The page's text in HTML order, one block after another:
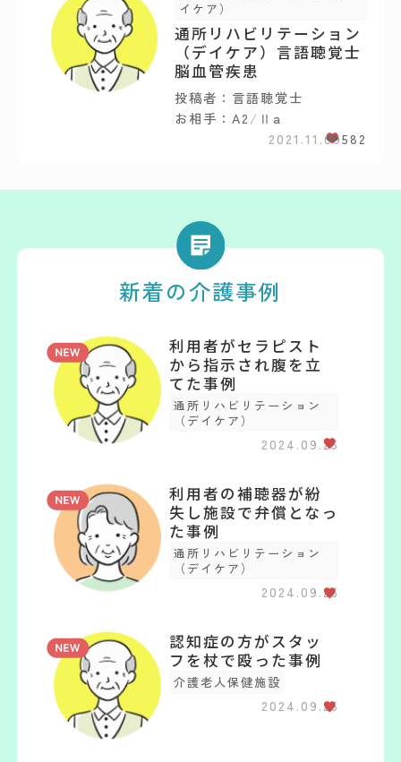
イケア）
通所リハビリテーション
（デイケア）言語聴覚士
脳血管疾患
投稿者：言語聴覚士
お相手：A2/ Ⅱa
2021.11.09582
新着の介護事例
利用者がセラピスト
から指示され腹を立
てた事例
通所リハビリテーション
（デイケア）
2024.09.25
利用者の補聴器が紛
失し施設で弁償となっ
た事例
通所リハビリテーション
（デイケア）
2024.09.25
認知症の方がスタッ
フを杖で殴った事例
介護老人保健施設
2024.09.25